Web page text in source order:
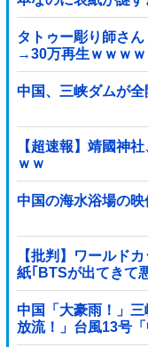
タトゥー彫り師さん
→30万再生ｗｗｗｗ
中国、三峡ダムが
【超速報】靖國神
ｗｗ
中国の海水浴場の映
【批判】ワールド
紙｢BTSが出てきて
中国「大豪雨！」
放流！」台風13号
（画像」中国「台